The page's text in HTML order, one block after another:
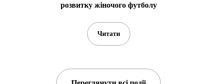
розвитку жіночого футболу
Читати